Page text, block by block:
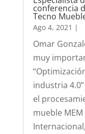
conferencia
Tecno
Ago 4, 2021 |
Omar
muy
industria
el
mueble